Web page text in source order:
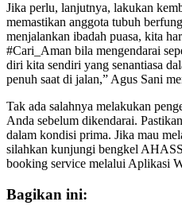
Jika perlu, lanjutnya, lakukan
memastikan anggota tubuh
menjalankan ibadah puasa, kita
#Cari_Aman bila mengendarai
diri kita sendiri yang senantiasa
penuh saat di jalan,” Agus Sani
Tak ada salahnya melakukan
Anda sebelum dikendarai.
dalam kondisi prima. Jika mau
silahkan kunjungi bengkel
booking service melalui Aplikasi
Bagikan ini: